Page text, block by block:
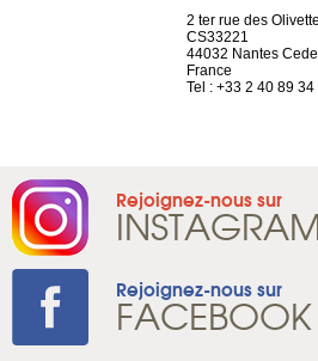
2 ter rue des
CS33221
44032 Nantes
France
Tel : +33 2 40 89 34
Rejoignez-nous sur
Rejoignez-nous sur
FACEBOOK